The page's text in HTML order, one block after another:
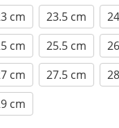
cm 23.5 cm
cm 25.5 cm
cm 27.5 cm
cm